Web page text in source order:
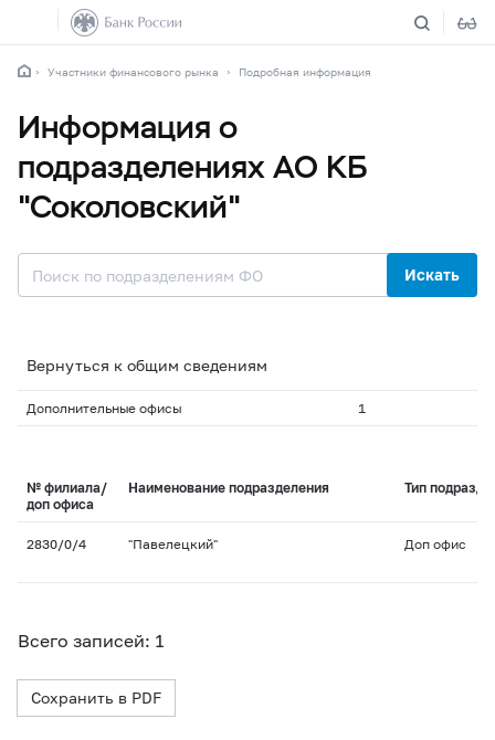
Участники финансового рынка Подробная информация
Информация о
подразделениях АО КБ
"Соколовский"
Искать
Вернуться к общим сведениям
Дополнительные офисы 1
№ филиала/
доп офиса
Наименование подразделения Тип
2830/0/4 "Павелецкий" Доп офис
Всего записей: 1
Сохранить в PDF